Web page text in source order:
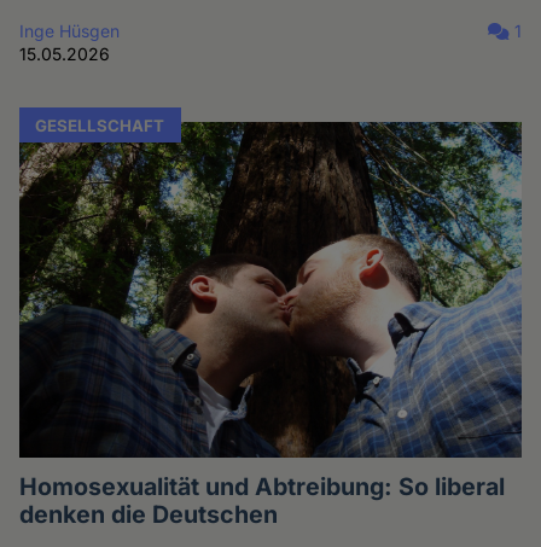
Inge Hüsgen
15.05.2026
1
GESELLSCHAFT
Homosexualität und Abtreibung: So liberal
denken die Deutschen